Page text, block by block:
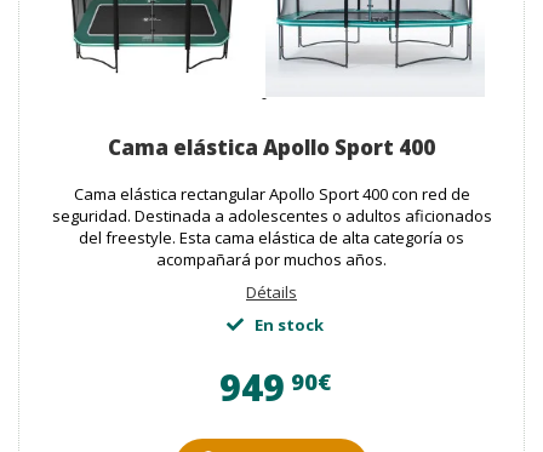
Cama elástica Apollo Sport 400
Cama elástica rectangular Apollo Sport 400 con red de
seguridad. Destinada a adolescentes o adultos aficionados
del freestyle. Esta cama elástica de alta categoría os
acompañará por muchos años.
Détails
En stock
949 90€